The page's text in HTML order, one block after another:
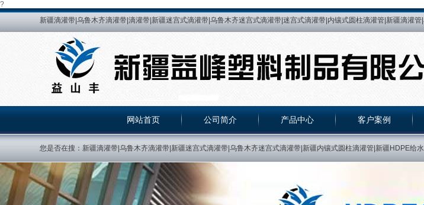
?
新疆滴灌带|乌鲁木齐滴灌带|滴灌带|新疆迷宫式滴灌带|乌鲁木齐迷宫式滴灌带|迷宫式滴灌带|内镶式圆柱滴灌管|新疆滴灌
乌鲁木齐HDPE给水管|新疆HDPE热熔管|乌鲁木齐HDPE热熔管|新疆微喷带|乌鲁木齐微喷带|微喷带|喷灌带|新疆喷灌带|
峰管道|新疆益峰塑料制品有限公司|PE给水管|新疆PE给水管|乌鲁木齐PE给水管|PE管|新疆PE管|乌鲁木齐PE管|PE热熔
熔管|新疆PE热熔管|乌鲁木齐PE热熔管|乌鲁木齐贴片式滴灌带|新疆贴片式滴灌带|乌鲁木齐内镶贴片式滴灌带|新疆内镶
压力补偿滴灌管|新疆紫色滴灌管|乌鲁木齐紫色滴灌管
网站首页 公司简介 产品中心 客户案例
您是否在搜：新疆滴灌带|乌鲁木齐滴灌带|新疆迷宫式滴灌带|乌鲁木齐迷宫式滴灌带|新疆内镶式圆柱滴灌管|新疆HDPE给水